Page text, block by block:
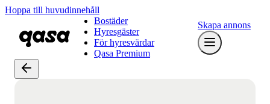
Hoppa till huvudinnehåll
Bostäder
Hyresgäster
För hyresvärdar
Qasa Premium
Skapa annons